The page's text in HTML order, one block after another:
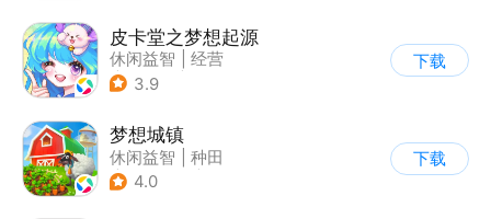
皮卡堂之梦想起源
休闲益智
经营
| 像素风
3.9
下载
梦想城镇
休闲益智
种田
| 田园生活
4.0
下载